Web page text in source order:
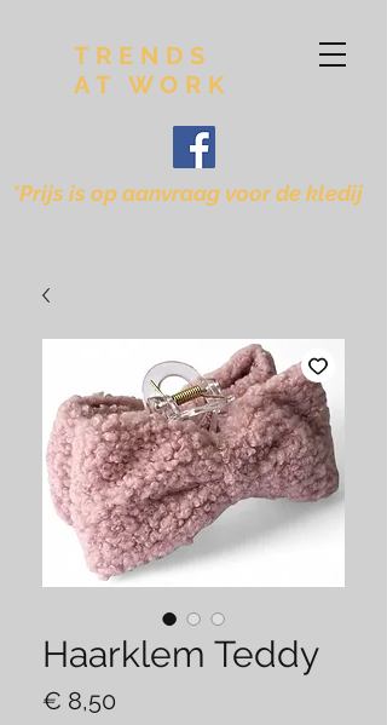
TRENDS
AT WORK
*Prijs is op aanvraag voor de kledij
Haarklem Teddy
€ 8,50